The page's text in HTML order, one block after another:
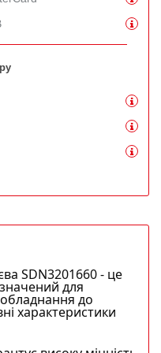
SDN3201660 - це
для
обладнання до
характеристики